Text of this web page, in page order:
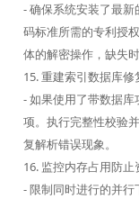
- 确保系统安装了最
码标准所需的专利授
体的解密操作，缺失
15. 重建索引数据库修
- 如果使用了带数据
项。执行完整性校验
复解析错误现象。
16. 监控内存占用防止
- 限制同时进行的并